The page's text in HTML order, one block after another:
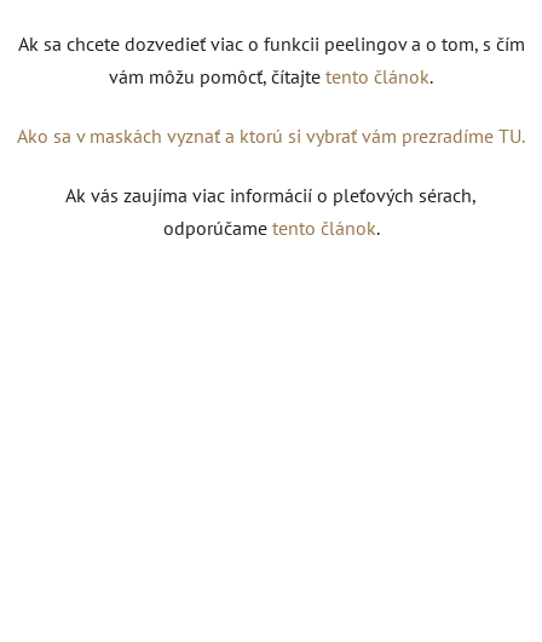
Ak sa chcete dozvedieť viac o funkcii peelingov a o tom, s čím
vám môžu pomôcť, čítajte tento článok.
Ako sa v maskách vyznať a ktorú si vybrať vám prezradíme TU.
Ak vás zaujíma viac informácií o pleťových sérach,
odporúčame tento článok.